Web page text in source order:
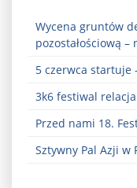
Wycena gruntów
pozostałościową –
5 czerwca startuje
3k6 festiwal relacja
Przed nami 18.
Sztywny Pal Azji w